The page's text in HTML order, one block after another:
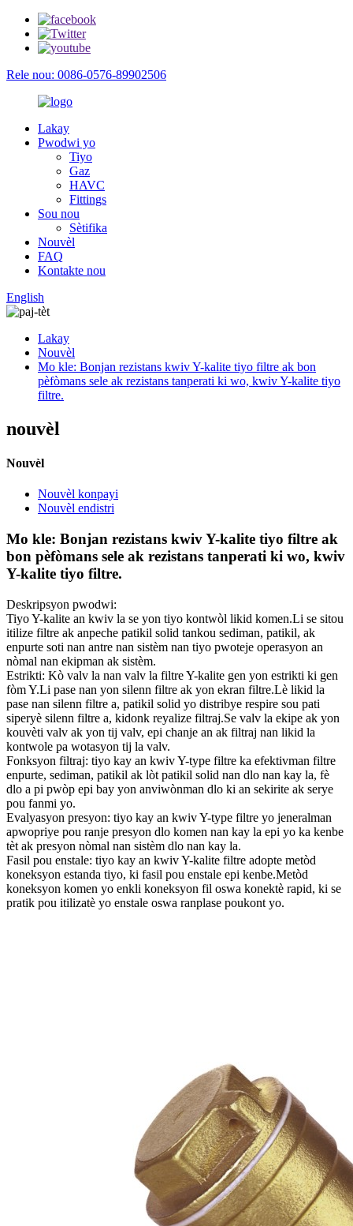
Rele nou: 0086-0576-89902506
Lakay
Pwodwi yo
Tiyo
Gaz
HAVC
Fittings
Sou nou
Sètifika
Nouvèl
FAQ
Kontakte nou
English
Lakay
Nouvèl
Mo kle: Bonjan rezistans kwiv Y-kalite tiyo filtre ak bon
pèfòmans sele ak rezistans tanperati ki wo, kwiv Y-kalite tiyo
filtre.
nouvèl
Nouvèl
Nouvèl konpayi
Nouvèl endistri
Mo kle: Bonjan rezistans kwiv Y-kalite tiyo filtre ak
bon pèfòmans sele ak rezistans tanperati ki wo, kwiv
Y-kalite tiyo filtre.
Deskripsyon pwodwi:
Tiyo Y-kalite an kwiv la se yon tiyo kontwòl likid komen.Li se sitou
itilize filtre ak anpeche patikil solid tankou sediman, patikil, ak
enpurte soti nan antre nan sistèm nan tiyo pwoteje operasyon an
nòmal nan ekipman ak sistèm.
Estrikti: Kò valv la nan valv la filtre Y-kalite gen yon estrikti ki gen
fòm Y.Li pase nan yon silenn filtre ak yon ekran filtre.Lè likid la
pase nan silenn filtre a, patikil solid yo distribye respire sou pati
siperyè silenn filtre a, kidonk reyalize filtraj.Se valv la ekipe ak yon
kouvèti valv ak yon tij valv, epi chanje an ak filtraj nan likid la
kontwole pa wotasyon tij la valv.
Fonksyon filtraj: tiyo kay an kwiv Y-type filtre ka efektivman filtre
enpurte, sediman, patikil ak lòt patikil solid nan dlo nan kay la, fè
dlo a pi pwòp epi bay yon anviwònman dlo ki an sekirite ak serye
pou fanmi yo.
Evalyasyon presyon: tiyo kay an kwiv Y-type filtre yo jeneralman
apwopriye pou ranje presyon dlo komen nan kay la epi yo ka kenbe
tèt ak presyon nòmal nan sistèm dlo nan kay la.
Fasil pou enstale: tiyo kay an kwiv Y-kalite filtre adopte metòd
koneksyon estanda tiyo, ki fasil pou enstale epi kenbe.Metòd
koneksyon komen yo enkli koneksyon fil oswa konektè rapid, ki se
pratik pou itilizatè yo enstale oswa ranplase poukont yo.